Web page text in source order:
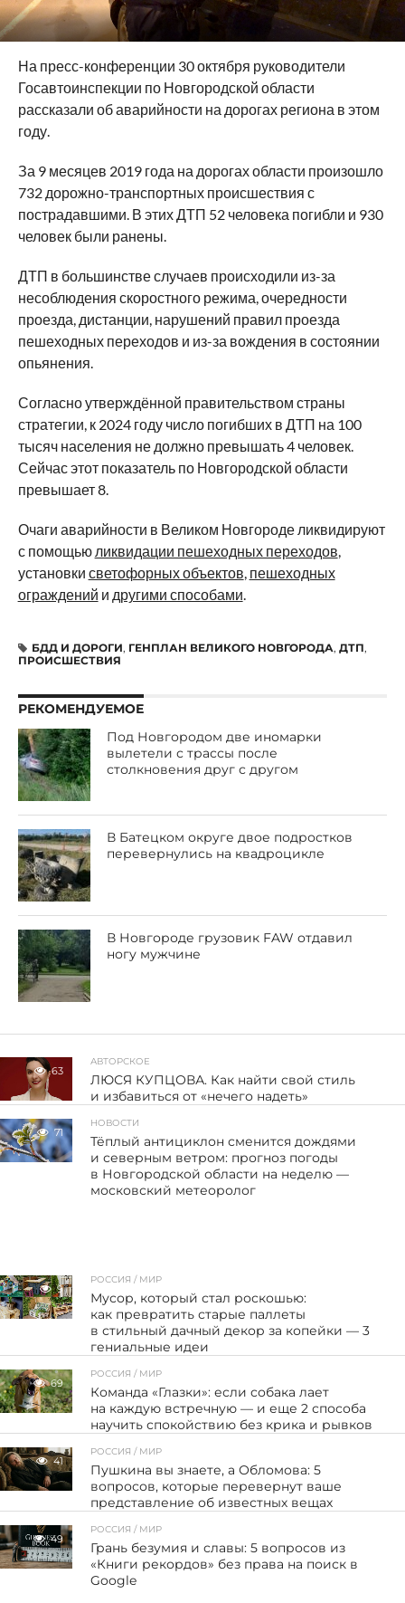
На пресс-конференции 30 октября руководители
Госавтоинспекции по Новгородской области
рассказали об аварийности на дорогах региона в этом
году.
За 9 месяцев 2019 года на дорогах области произошло
732 дорожно-транспортных происшествия с
пострадавшими. В этих ДТП 52 человека погибли и 930
человек были ранены.
ДТП в большинстве случаев происходили из-за
несоблюдения скоростного режима, очередности
проезда, дистанции, нарушений правил проезда
пешеходных переходов и из-за вождения в состоянии
опьянения.
Согласно утверждённой правительством страны
стратегии, к 2024 году число погибших в ДТП на 100
тысяч населения не должно превышать 4 человек.
Сейчас этот показатель по Новгородской области
превышает 8.
Очаги аварийности в Великом Новгороде ликвидируют
с помощью ликвидации пешеходных переходов,
установки светофорных объектов, пешеходных
ограждений и другими способами.
БДД И ДОРОГИ, ГЕНПЛАН ВЕЛИКОГО НОВГОРОДА, ДТП,
ПРОИСШЕСТВИЯ
РЕКОМЕНДУЕМОЕ
Под Новгородом две иномарки
вылетели с трассы после
столкновения друг с другом
В Батецком округе двое подростков
перевернулись на квадроцикле
В Новгороде грузовик FAW отдавил
ногу мужчине
63
АВТОРСКОЕ
ЛЮСЯ КУПЦОВА. Как найти свой стиль
и избавиться от «нечего надеть»
71
НОВОСТИ
Тёплый антициклон сменится дождями
и северным ветром: прогноз погоды
в Новгородской области на неделю —
московский метеоролог
9
РОССИЯ / МИР
Мусор, который стал роскошью:
как превратить старые паллеты
в стильный дачный декор за копейки — 3
гениальные идеи
69
РОССИЯ / МИР
Команда «Глазки»: если собака лает
на каждую встречную — и еще 2 способа
научить спокойствию без крика и рывков
41
РОССИЯ / МИР
Пушкина вы знаете, а Обломова: 5
вопросов, которые перевернут ваше
представление об известных вещах
49
РОССИЯ / МИР
Грань безумия и славы: 5 вопросов из
«Книги рекордов» без права на поиск в
Google